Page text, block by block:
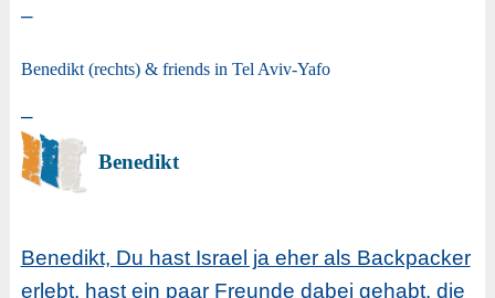
–
Benedikt (rechts) & friends in Tel Aviv-Yafo
–
Benedikt
Benedikt, Du hast Israel ja eher als Backpacker
erlebt, hast ein paar Freunde dabei gehabt, die